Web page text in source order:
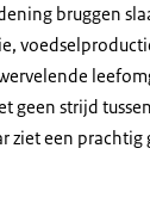
bruggen
geen strijd
ziet een prachtig